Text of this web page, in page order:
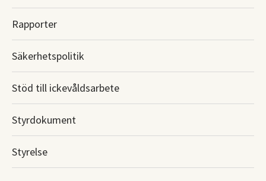
Rapporter
Säkerhetspolitik
Stöd till ickevåldsarbete
Styrdokument
Styrelse